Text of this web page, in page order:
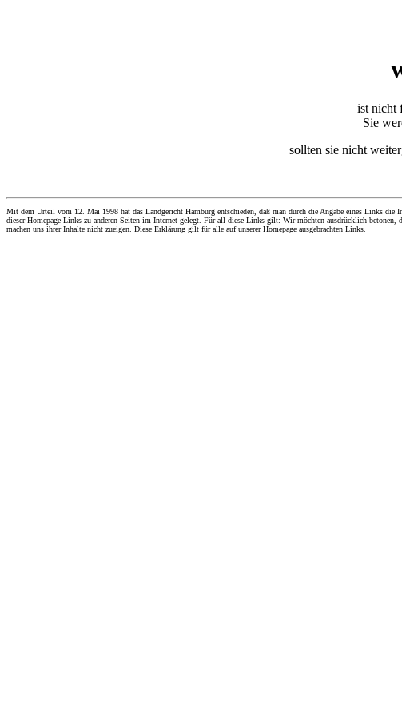
ist nicht
Sie
sollten sie nicht
Mit dem Urteil vom 12. Mai 1998 hat das Landgericht Hamburg entschieden, daß man durch die Angabe eines Links
dieser Homepage Links zu anderen Seiten im Internet gelegt. Für all diese Links gilt: Wir möchten ausdrücklich
machen uns ihrer Inhalte nicht zueigen. Diese Erklärung gilt für alle auf unserer Homepage ausgebrachten Links.